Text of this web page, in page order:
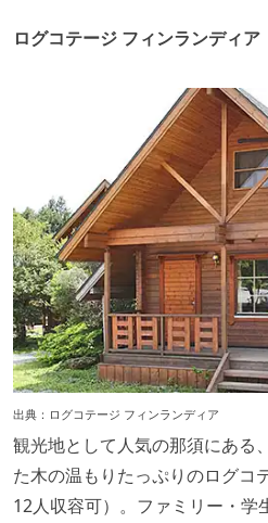
ログコテージ フィンランディア
出典： ログコテージ フィンランディア
観光地として人気の那須にある
た木の温もりたっぷりのログコ
12人収容可）。ファミリー・学